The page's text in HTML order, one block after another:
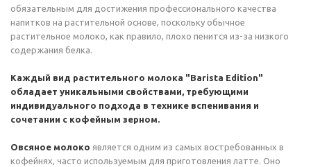
обязательным для достижения профессионального качества
напитков на растительной основе, поскольку обычное
растительное молоко, как правило, плохо пенится из-за низкого
содержания белка.
Каждый вид растительного молока "Barista Edition"
обладает уникальными свойствами, требующими
индивидуального подхода в технике вспенивания и
сочетании с кофейным зерном.
Овсяное молоко является одним из самых востребованных в
кофейнях, часто используемым для приготовления латте. Оно